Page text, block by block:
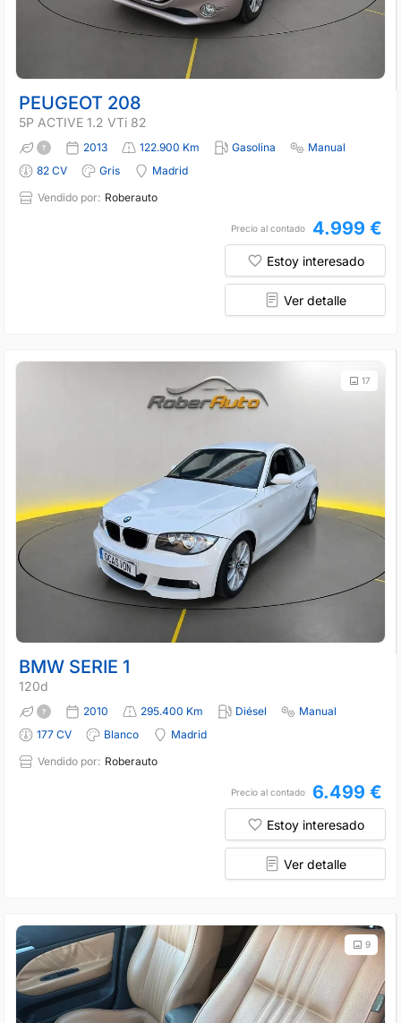
PEUGEOT 208
5P ACTIVE 1.2 VTi 82
2013 122.900 Km Gasolina
Manual
82 CV
Gris
Madrid
Vendido por: Roberauto
Precio al contado 4.999 €
Estoy interesado
Ver detalle
17
BMW SERIE 1
120d
2010 295.400 Km Diésel
Manual
177 CV
Blanco
Madrid
Vendido por: Roberauto
Precio al contado 6.499 €
Estoy interesado
Ver detalle
9